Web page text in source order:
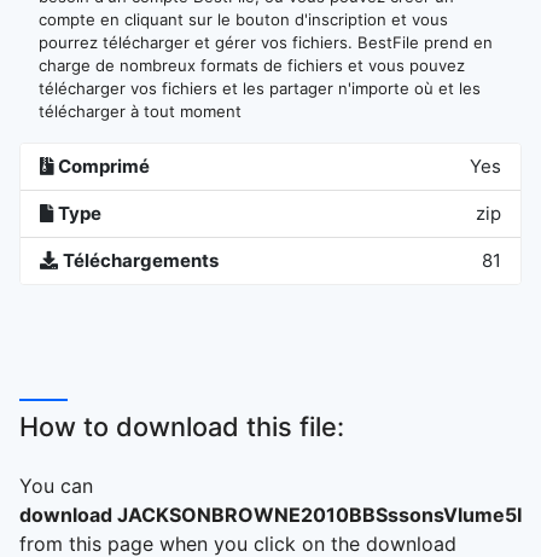
compte en cliquant sur le bouton d'inscription et vous
pourrez télécharger et gérer vos fichiers. BestFile prend en
charge de nombreux formats de fichiers et vous pouvez
télécharger vos fichiers et les partager n'importe où et les
télécharger à tout moment
Comprimé Yes
Type zip
Téléchargements 81
How to download this file:
You can
download
from this page when you click on the download